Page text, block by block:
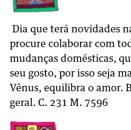
Dia que terá novidades
procure colaborar com
mudanças domésticas,
seu gosto, por isso seja
Vênus, equilibra o amor.
geral. C. 231 M. 7596